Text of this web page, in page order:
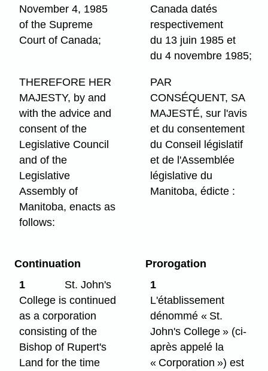
November 4, 1985
of the Supreme
Court of Canada;
Canada datés
respectivement
du 13 juin 1985 et
du 4 novembre 1985;
THEREFORE HER
MAJESTY, by and
with the advice and
consent of the
Legislative Council
and of the
Legislative
Assembly of
Manitoba, enacts as
follows:
PAR
CONSÉQUENT, SA
MAJESTÉ, sur l'avis
et du consentement
du Conseil législatif
et de l'Assemblée
législative du
Manitoba, édicte :
Continuation
1
St. John's
College is continued
as a corporation
consisting of the
Bishop of Rupert's
Land for the time
Prorogation
1
L'établissement
dénommé « St.
John's College » (ci-
après appelé la
« Corporation ») est